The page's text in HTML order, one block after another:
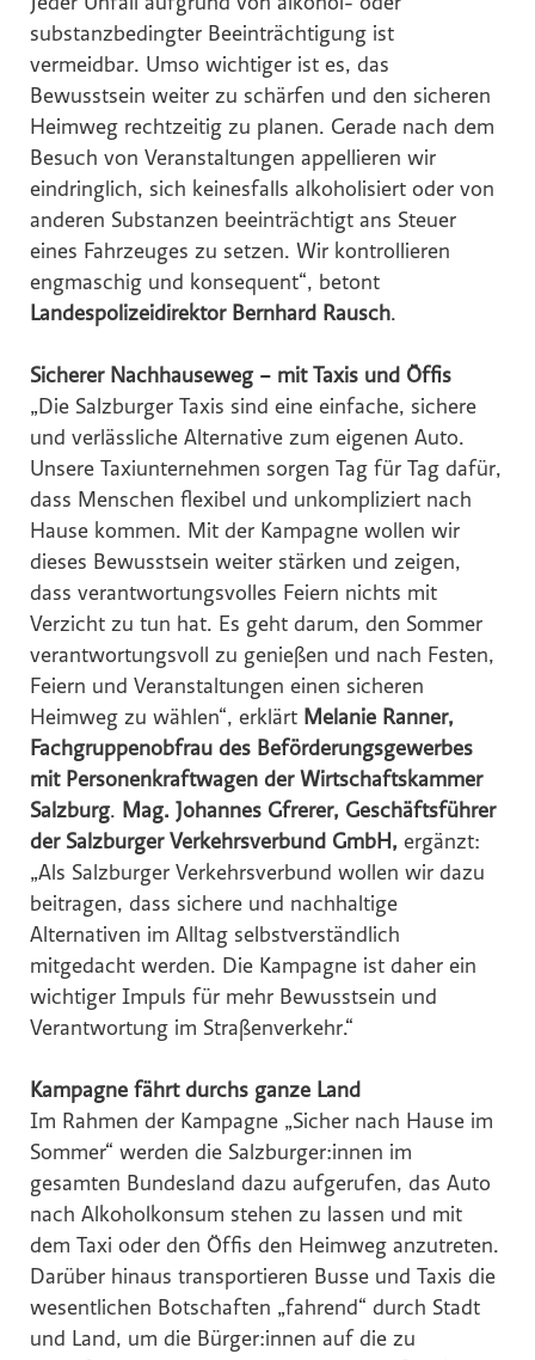
Jeder Unfall aufgrund von alkohol- oder
substanzbedingter Beeinträchtigung ist
vermeidbar. Umso wichtiger ist es, das
Bewusstsein weiter zu schärfen und den sicheren
Heimweg rechtzeitig zu planen. Gerade nach dem
Besuch von Veranstaltungen appellieren wir
eindringlich, sich keinesfalls alkoholisiert oder von
anderen Substanzen beeinträchtigt ans Steuer
eines Fahrzeuges zu setzen. Wir kontrollieren
engmaschig und konsequent“, betont
Landespolizeidirektor Bernhard Rausch.
Sicherer Nachhauseweg – mit Taxis und Öffis
„Die Salzburger Taxis sind eine einfache, sichere
und verlässliche Alternative zum eigenen Auto.
Unsere Taxiunternehmen sorgen Tag für Tag dafür,
dass Menschen flexibel und unkompliziert nach
Hause kommen. Mit der Kampagne wollen wir
dieses Bewusstsein weiter stärken und zeigen,
dass verantwortungsvolles Feiern nichts mit
Verzicht zu tun hat. Es geht darum, den Sommer
verantwortungsvoll zu genießen und nach Festen,
Feiern und Veranstaltungen einen sicheren
Heimweg zu wählen“, erklärt Melanie Ranner,
Fachgruppenobfrau des Beförderungsgewerbes
mit Personenkraftwagen der Wirtschaftskammer
Salzburg. Mag. Johannes Gfrerer, Geschäftsführer
der Salzburger Verkehrsverbund GmbH, ergänzt:
„Als Salzburger Verkehrsverbund wollen wir dazu
beitragen, dass sichere und nachhaltige
Alternativen im Alltag selbstverständlich
mitgedacht werden. Die Kampagne ist daher ein
wichtiger Impuls für mehr Bewusstsein und
Verantwortung im Straßenverkehr.“
Kampagne fährt durchs ganze Land
Im Rahmen der Kampagne „Sicher nach Hause im
Sommer“ werden die Salzburger:innen im
gesamten Bundesland dazu aufgerufen, das Auto
nach Alkoholkonsum stehen zu lassen und mit
dem Taxi oder den Öffis den Heimweg anzutreten.
Darüber hinaus transportieren Busse und Taxis die
wesentlichen Botschaften „fahrend“ durch Stadt
und Land, um die Bürger:innen auf die zu